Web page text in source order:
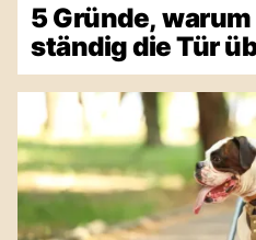
5 Gründe,
ständig die Tür